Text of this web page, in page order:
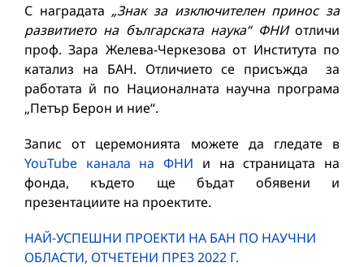
С наградата „Знак за изключителен принос за
развитието на българската наука“ ФНИотличи
проф. Зара Желева-Черкезова от Института по
катализ на БАН. Отличието се присъжда за
работата й по Националнатa научна програма
„Петър Берон и ние“.
Запис от церемонията можете да гледате в
YouTube канала на ФНИ и на страницата на
фонда, където ще бъдат обявени и
презентациите на проектите.
НАЙ-УСПЕШНИ ПРОЕКТИ НА БАН ПО НАУЧНИ
ОБЛАСТИ, ОТЧЕТЕНИ ПРЕЗ 2022 Г.